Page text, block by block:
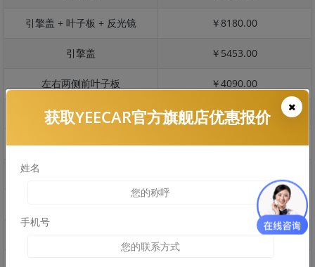
引擎盖 + 叶子板 + 反光镜 ￥8180.00
引擎盖 ￥5453.00
左右两侧前叶子板 ￥4090.00
反光镜 ￥818.00
后保险杠 ￥3151.00
￥2485.00
￥2330.00
获取YEECAR官方旗舰店优惠报价
姓名
手机号